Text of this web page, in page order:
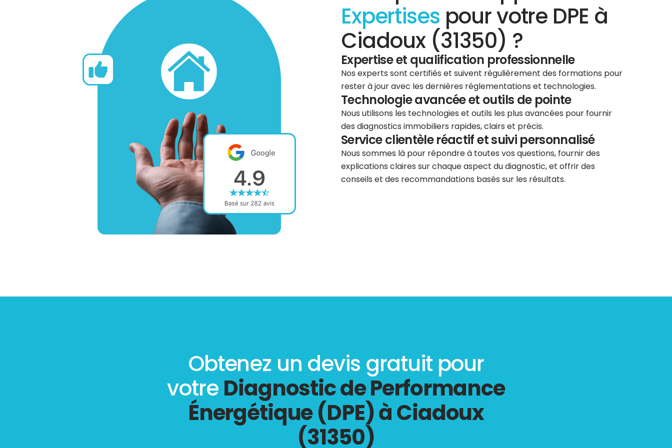
Expertises pour votre DPE à
Ciadoux (31350) ?
Expertise et qualification professionnelle
Nos experts sont certifiés et suivent régulièrement des formations pour
rester à jour avec les dernières réglementations et technologies.
Technologie avancée et outils de pointe
Nous utilisons les technologies et outils les plus avancées pour fournir
des diagnostics immobiliers rapides, clairs et précis.
Service clientèle réactif et suivi personnalisé
Nous sommes là pour répondre à toutes vos questions, fournir des
explications claires sur chaque aspect du diagnostic, et offrir des
conseils et des recommandations basés sur les résultats.
Obtenez un devis gratuit pour
votre Diagnostic de Performance
Énergétique (DPE) à Ciadoux
(31350)